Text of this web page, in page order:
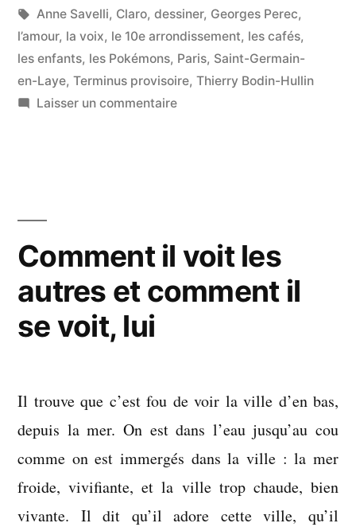
fossile »
dans
Étiquettes :
Anne Savelli, Claro, dessiner, Georges Perec,
l’amour, la voix, le 10e arrondissement, les cafés,
les enfants, les Pokémons, Paris, Saint-Germain-
en-Laye, Terminus provisoire, Thierry Bodin-Hullin
Laisser un commentairesur
Comment il voit les
autres et comment il
se voit, lui
Il trouve que c’est fou de voir la ville d’en bas,
depuis la mer. On est dans l’eau jusqu’au cou
comme on est immergés dans la ville : la mer
froide, vivifiante, et la ville trop chaude, bien
vivante. Il dit qu’il adore cette ville, qu’il